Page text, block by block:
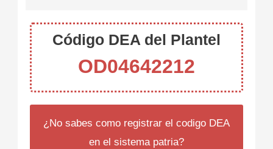
Código DEA del Plantel
OD04642212
¿No sabes como registrar el codigo DEA
en el sistema patria?